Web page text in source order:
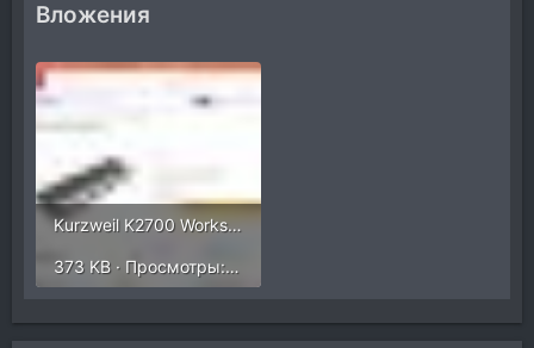
Вложения
Kurzweil K2700 Workstation1.jpg
373 KB · Просмотры: 340